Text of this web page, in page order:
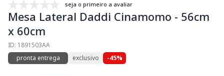
seja o primeiro a avaliar
Mesa Lateral Daddi Cinamomo - 56cm
x 60cm
ID: 1891503AA
pronta entrega
exclusivo -45%